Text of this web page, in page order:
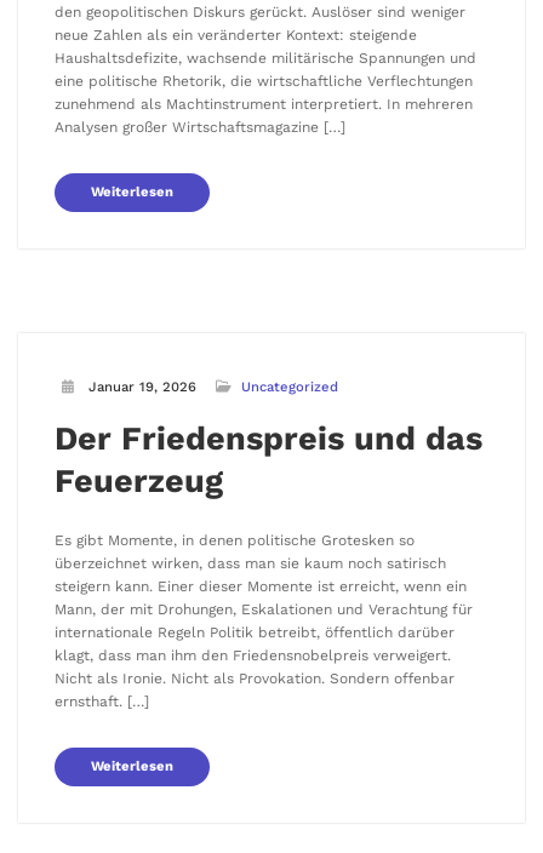
den geopolitischen Diskurs gerückt. Auslöser sind weniger
neue Zahlen als ein veränderter Kontext: steigende
Haushaltsdefizite, wachsende militärische Spannungen und
eine politische Rhetorik, die wirtschaftliche Verflechtungen
zunehmend als Machtinstrument interpretiert. In mehreren
Analysen großer Wirtschaftsmagazine […]
Weiterlesen
Januar 19, 2026 Uncategorized
Der Friedenspreis und das
Feuerzeug
Es gibt Momente, in denen politische Grotesken so
überzeichnet wirken, dass man sie kaum noch satirisch
steigern kann. Einer dieser Momente ist erreicht, wenn ein
Mann, der mit Drohungen, Eskalationen und Verachtung für
internationale Regeln Politik betreibt, öffentlich darüber
klagt, dass man ihm den Friedensnobelpreis verweigert.
Nicht als Ironie. Nicht als Provokation. Sondern offenbar
ernsthaft. […]
Weiterlesen